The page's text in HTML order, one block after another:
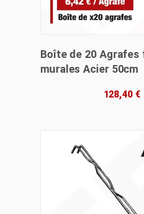
Boîte de 20 Agrafes
murales Acier 50cm
128,40 €